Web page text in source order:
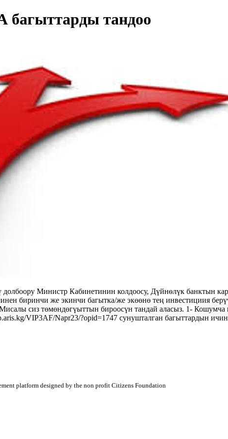
тандоо
Министр Кабинетинин колдоосу, Дүйнѳлүк банктын
биринчи же экинчи багытка/же экөөнө тең инвестициия
төмөндөгүыттын бироосүн тандай аласыз. 1- Кошумча
VIP3AF/Napr23/?opid=1747 сунушталган багыттардын
platform designed by the non profit Citizens Foundation